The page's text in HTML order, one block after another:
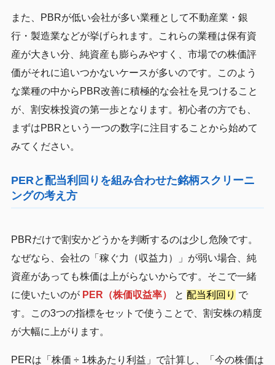
また、PBRが低い会社が多い業種として不動産業・銀
行・製造業などが挙げられます。これらの業種は保有資
産が大きい分、純資産も膨らみやすく、市場での株価評
価がそれに追いつかないケースが多いのです。このよう
な業種の中からPBR改善に積極的な会社を見つけること
が、割安株投資の第一歩となります。初心者の方でも、
まずはPBRという一つの数字に注目することから始めて
みてください。
PERと配当利回りを組み合わせた銘柄スクリーニ
ングの考え方
PBRだけで割安かどうかを判断するのは少し危険です。
なぜなら、会社の「稼ぐ力（収益力）」が弱い場合、純
資産があっても株価は上がらないからです。そこで一緒
に使いたいのが PER（株価収益率） と 配当利回り で
す。この3つの指標をセットで使うことで、割安株の精度
が大幅に上がります。
PERは「株価 ÷ 1株あたり利益」で計算し、「今の株価は